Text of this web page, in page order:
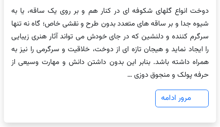
دوخت انواع گلهای شکوفه ای در کنار هم و بر روی یک ساقه، یا به
شیوه جدا و بر ساقه های متعدد بدون طرح و نقشی خاص؛ گاه نه تنها
سرگرم کننده و دلنشین که در جای خودش می تواند آثار هنری زیبایی
را ایجاد نماید و هیجان تازه ای از دوخت، خلاقیت و سرگرمی را نیز به
همراه داشته باشد. بنابر این بدون داشتن دانش و مهارت وسیعی از
حرفه پولک و منجوق دوزی …
مرور ادامه